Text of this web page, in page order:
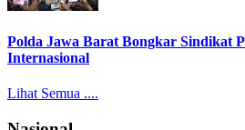
Polda Jawa Barat Bongkar Sindikat
Internasional
Lihat Semua ....